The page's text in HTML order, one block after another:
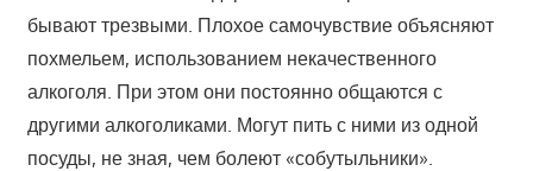
бывают трезвыми. Плохое самочувствие объясняют
похмельем, использованием некачественного
алкоголя. При этом они постоянно общаются с
другими алкоголиками. Могут пить с ними из одной
посуды, не зная, чем болеют «собутыльники».